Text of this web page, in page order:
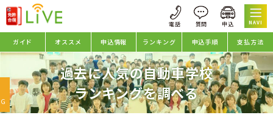
NAVI
ガイド オススメ 申込情報 ランキング 申込手順 支払方法
過去に人気の自動車学校
ランキングを調べる